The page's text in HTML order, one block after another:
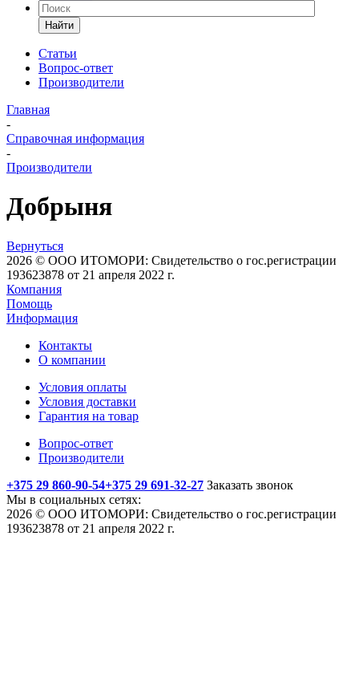
Найти
Статьи
Вопрос-ответ
Производители
Главная
-
Справочная информация
-
Производители
Добрыня
Вернуться
2026 © ООО ИТОМОРИ: Свидетельство о гос.регистрации
193623878 от 21 апреля 2022 г.
Компания
Помощь
Информация
Контакты
О компании
Условия оплаты
Условия доставки
Гарантия на товар
Вопрос-ответ
Производители
+375 29 860-90-54+375 29 691-32-27 Заказать звонок
Мы в социальных сетях:
2026 © ООО ИТОМОРИ: Свидетельство о гос.регистрации
193623878 от 21 апреля 2022 г.